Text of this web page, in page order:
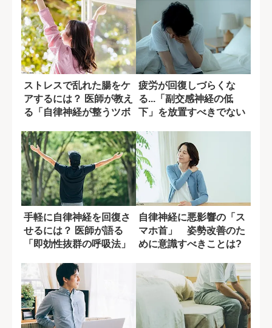
ストレスで乱れた腸をケ
アするには？ 医師が教え
る「自律神経が整うツボ
疲労が回復しづらくな
る...「副交感神経の低
下」を放置すべきでない
手軽に自律神経を回復さ
せるには？ 医師が語る
「即効性抜群の呼吸法」
自律神経に悪影響の「ス
マホ首」 姿勢改善のた
めに意識すべきことは?